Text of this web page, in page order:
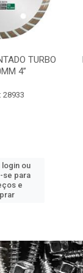
TURBO
4”
28933
login ou
se para
e